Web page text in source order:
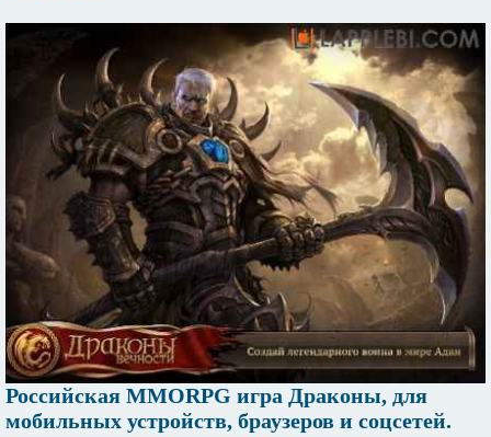
Российская MMORPG игра Драконы, для
мобильных устройств, браузеров и соцсетей.